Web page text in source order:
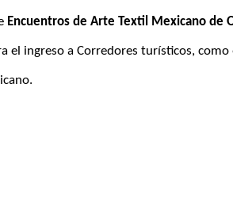
Encuentros de Arte Textil Mexicano de
el ingreso a Corredores turísticos,